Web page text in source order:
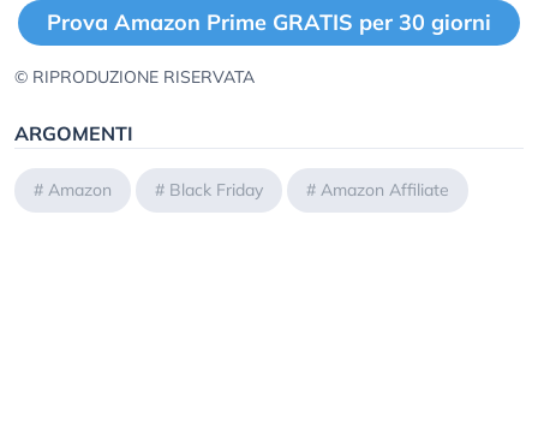
Prova Amazon Prime GRATIS per 30 giorni
© RIPRODUZIONE RISERVATA
ARGOMENTI
# Amazon # Black Friday # Amazon Affiliate